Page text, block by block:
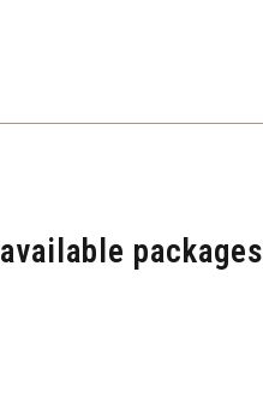
available packages